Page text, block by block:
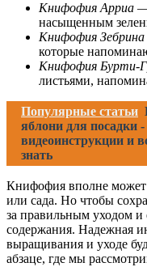
Книфофия Арриа —
насыщенным
Книфофия Зебрина
которые
Книфофия Бурти-
листьями,
Популярные статьи
яблони для посадки
видеоинструкции и
знать
Книфофия вполне может
или сада. Но чтобы
за правильным уходом и
содержания. Надежная
выращивания и уходе
абзаце, где мы